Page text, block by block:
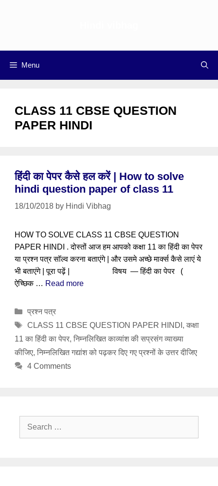
Menu
CLASS 11 CBSE QUESTION
PAPER HINDI
हिंदी का पेपर कैसे हल करें | How to solve
hindi question paper of class 11
18/10/2018 by Hindi Vibhag
HOW TO SOLVE CLASS 11 CBSE QUESTION
PAPER HINDI . दोस्तों आज हम आपको कक्षा 11 का हिंदी का पेपर
या प्रश्न पत्र सॉल्व करना बताएंगे | और उसमे अच्छे मार्क्स कैसे लाएं ये
भी बताएंगे | पूरा पढ़ें | विषय — हिंदी का पेपर (
ऐच्छिक … Read more
Categories
प्रश्न पत्र
Tags
CLASS 11 CBSE QUESTION PAPER HINDI , कक्षा
11 का हिंदी का पेपर, निम्नलिखित काव्यांश की सप्रसंग व्याख्या
कीजिए, निम्नलिखित गद्यांश को पढ़कर दिए गए प्रश्नों के उत्तर दीजिए
4 Comments
Search